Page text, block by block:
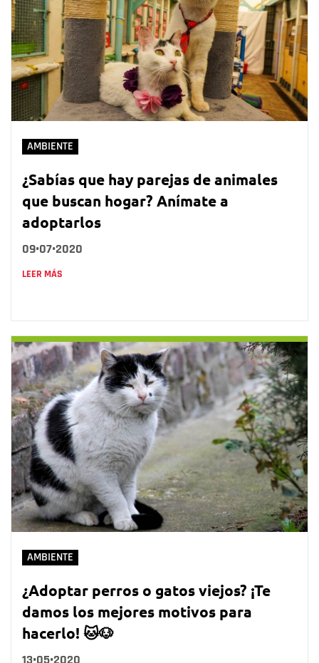
AMBIENTE
¿Sabías que hay parejas de animales
que buscan hogar? Anímate a
adoptarlos
09•07•2020
LEER MÁS
AMBIENTE
¿Adoptar perros o gatos viejos? ¡Te
damos los mejores motivos para
hacerlo! 🐱🐶